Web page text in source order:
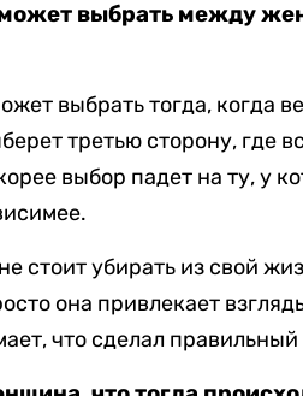
выбрать между
выбрать тогда, когда
третью сторону, где
выбор падет на ту, у
стоит убирать из свой
она привлекает
что сделал